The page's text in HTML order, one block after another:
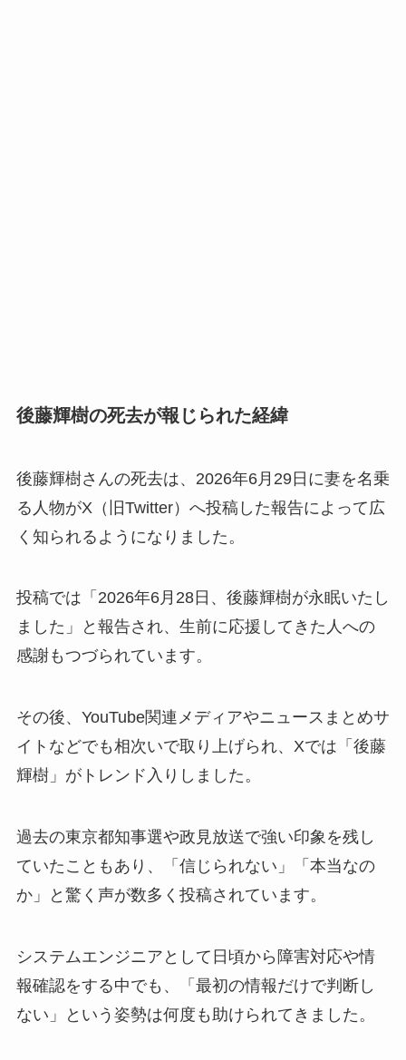
後藤輝樹の死去が報じられた経緯
後藤輝樹さんの死去は、2026年6月29日に妻を名乗
る人物がX（旧Twitter）へ投稿した報告によって広
く知られるようになりました。
投稿では「2026年6月28日、後藤輝樹が永眠いたし
ました」と報告され、生前に応援してきた人への
感謝もつづられています。
その後、YouTube関連メディアやニュースまとめサ
イトなどでも相次いで取り上げられ、Xでは「後藤
輝樹」がトレンド入りしました。
過去の東京都知事選や政見放送で強い印象を残し
ていたこともあり、「信じられない」「本当なの
か」と驚く声が数多く投稿されています。
システムエンジニアとして日頃から障害対応や情
報確認をする中でも、「最初の情報だけで判断し
ない」という姿勢は何度も助けられてきました。